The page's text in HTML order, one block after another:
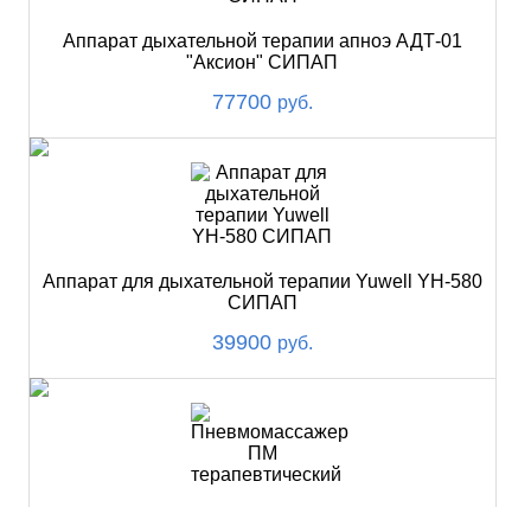
Аппарат дыхательной терапии апноэ АДТ-01
"Аксион" СИПАП
77700 руб.
Аппарат для дыхательной терапии Yuwell YH-580
СИПАП
39900 руб.